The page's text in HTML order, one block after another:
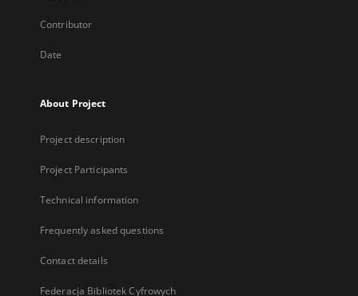
Contributor
Date
About Project
Project description
Project Participants
Technical information
Frequently asked questions
Contact details
Federacja Bibliotek Cyfrowych